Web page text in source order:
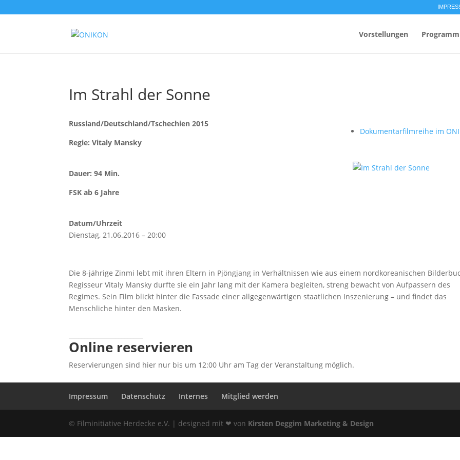
Vorstellungen Programm
Im Strahl der Sonne
Dokumentarfilmreihe im
Russland/Deutschland/Tschechien 2015
Regie: Vitaly Mansky
Dauer: 94 Min.
FSK ab 6 Jahre
Datum/Uhrzeit
Dienstag, 21.06.2016 – 20:00
Die 8-jährige Zinmi lebt mit ihren Eltern in Pjöngjang in Verhältnissen wie aus einem nordkoreanischen
Regisseur Vitaly Mansky durfte sie ein Jahr lang mit der Kamera begleiten, streng bewacht von Aufpassern des
Regimes. Sein Film blickt hinter die Fassade einer allgegenwärtigen staatlichen Inszenierung – und findet das
Menschliche hinter den Masken.
Online reservieren
Reservierungen sind hier nur bis um 12:00 Uhr am Tag der Veranstaltung möglich.
Impressum Datenschutz Internes Mitglied werden
© Filminitiative Herdecke e.V. | designed mit ❤ von Kirsten Deggim Marketing & Design